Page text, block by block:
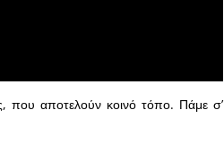
που αποτελούν κοινό τόπο. Πάμε σ’